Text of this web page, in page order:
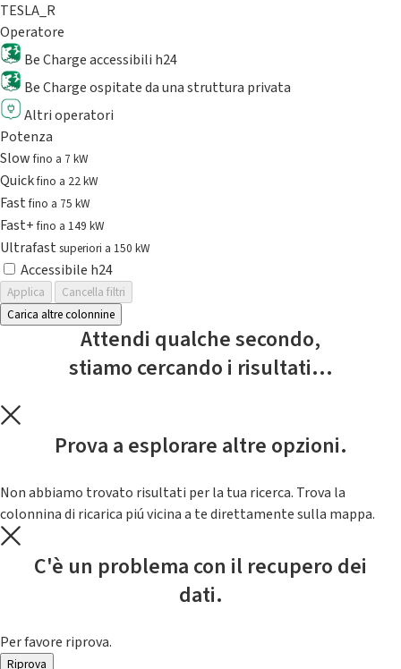
TESLA_R
Operatore
Be Charge accessibili h24
Be Charge ospitate da una struttura privata
Altri operatori
Potenza
Slowfino a 7 kW
Quickfino a 22 kW
Fastfino a 75 kW
Fast+fino a 149 kW
Ultrafast superiori a 150 kW
Accessibile h24
Applica
Cancella filtri
Carica altre colonnine
Attendi qualche secondo,
stiamo cercando i risultati...
Prova a esplorare altre opzioni.
Non abbiamo trovato risultati per la tua ricerca. Trova la
colonnina di ricarica piú vicina a te direttamente sulla mappa.
C'è un problema con il recupero dei
dati.
Per favore riprova.
Riprova